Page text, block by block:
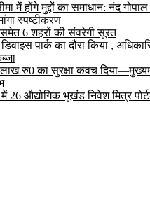
होंगे मुद्दों का समाधान: नंद गोपाल
स्पष्टीकरण
6 शहरों की संवरेगी सूरत
पार्क का दौरा किया ,
रु0 का सुरक्षा कवच
26 औद्योगिक भूखंड निवेश मित्र